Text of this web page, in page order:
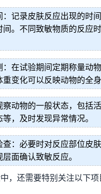
：记录皮肤反应出现的时
间。不同致敏物质的反应
：在试验期间定期称量动
变化可以反映动物的全身
察动物的一般状态，包括
，及时发现异常情况。
查：必要时对反应部位皮
面确认致敏反应。
，还需要特别关注以下项